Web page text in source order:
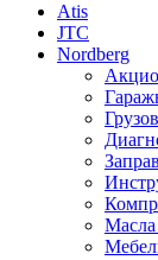
Atis
JTC
Nordberg
Масла